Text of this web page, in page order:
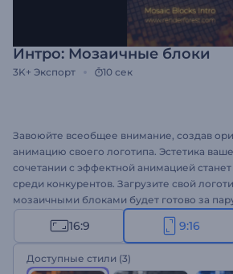
Интро: Мозаичные блоки
3K+ Экспорт 10 сек
Завоюйте всеобщее внимание, создав
анимацию своего логотипа. Эстетика
сочетании с эффектной анимацией
среди конкурентов. Загрузите свой
мозаичными блоками будет готово за
отлично подходит для оформления видео
строительству и дизайну, корпоративных
рекламы на ТВ и многого другого.
новый уровень - создайте свое видео!
16:9 9:16
Доступные стили (3)